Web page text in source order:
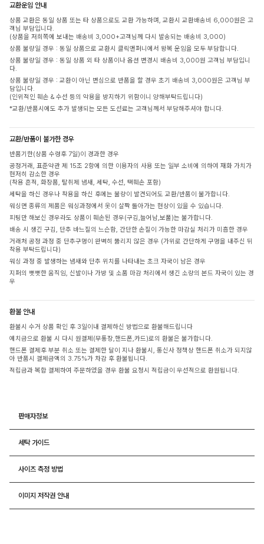
교환운임 안내
상품 교환은 동일 상품 또는 타 상품으로도 교환 가능하며, 교환시 교환배송비 6,000원은 고
객님 부담입니다.
(상품을 저희쪽에 보내는 배송비 3,000+고객님께 다시 발송되는 배송비 3,000)
상품 불량일 경우 : 동일 상품으로 교환시 클릭앤퍼니에서 왕복 운임을 모두 부담합니다.
상품 불량일 경우 : 동일 상품 외 타 상품이나 옵션 변경시 배송비 3,000원 고객님 부담입니
다.
상품 불량일 경우 : 교환이 아닌 변심으로 반품을 할 경우 초기 배송비 3,000원은 고객님 부
담입니다.
(인위적인 훼손 & 수선 등의 악용을 방지하기 위함이니 양해부탁드립니다)
*교환/반품시에도 추가 발생되는 모든 도선료는 고객님께서 부담해주셔야 합니다.
교환/반품이 불가한 경우
반품기한(상품 수령후 7일)이 경과한 경우
공정거래, 표준약관 제 15조 2항에 의한 이용자의 사용 또는 일부 소비에 의하여 재화 가치가
현저히 감소한 경우
(착용 흔적, 화장품, 탈취제 냄새, 세탁, 수선, 택훼손 포함)
세탁을 하신 경우나 착용을 하신 후에는 불량이 발견되어도 교환/반품이 불가합니다.
워싱면 종류의 제품은 워싱과정에서 옷이 살짝 돌아가는 현상이 있을 수 있습니다.
피팅만 해보신 경우라도 상품이 훼손된 경우(구김,늘어남,보풀)는 불가합니다.
배송 시 생긴 구김, 단추 바느질의 느슨함, 간단한 손질이 가능한 마감실 처리가 미흡한 경우
거래처 공정 과정 중 단추구멍이 완벽히 뚫리지 않은 경우 (가위로 간단하게 구멍을 내주신 뒤
착용 부탁드립니다)
워싱 과정 중 발생하는 냄새와 단추 위치를 나타내는 초크 자국이 남은 경우
지퍼의 뻣뻣한 움직임, 신발이나 가방 및 소품 마감 처리에서 생긴 소량의 본드 자국이 있는 경
우
환불 안내
환불시 수거 상품 확인 후 3일이내 결제하신 방법으로 환불해드립니다
예치금으로 환불 시 다시 원결제(무통장,핸드폰,카드)로의 환불은 불가합니다.
핸드폰 결제후 부분 취소 또는 결제한 달이 지나 환불시, 통신사 정책상 핸드폰 취소가 되지않
아 반품시 결제금액의 3.75%가 차감 후 환불됩니다.
적립금과 복합 결제하여 주문하였을 경우 환불 요청시 적립금이 우선적으로 환원됩니다.
판매자정보
세탁 가이드
사이즈 측정 방법
이미지 저작권 안내